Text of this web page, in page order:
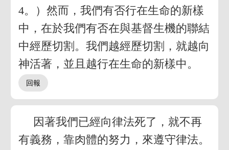
4。）然而，我們有否行在生命的新樣
中，在於我們有否在與基督生機的聯結
中經歷切割。我們越經歷切割，就越向
神活著，並且越行在生命的新樣中。
因著我們已經向律法死了，就不再
有義務，靠肉體的努力，來遵守律法。